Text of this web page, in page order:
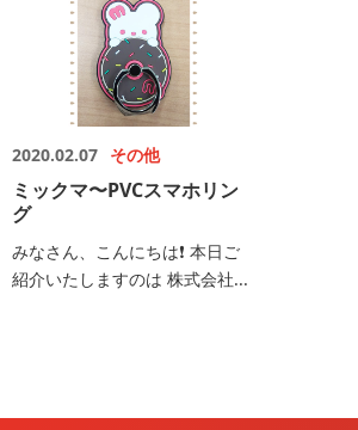
2020.02.07 その他
ミックマ〜PVCスマホリン
グ
みなさん、こんにちは❗️ 本日ご
紹介いたしますのは 株式会社...